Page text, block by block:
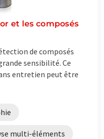
et les composés
de composés
sensibilité. Ce
entretien peut être
multi-éléments